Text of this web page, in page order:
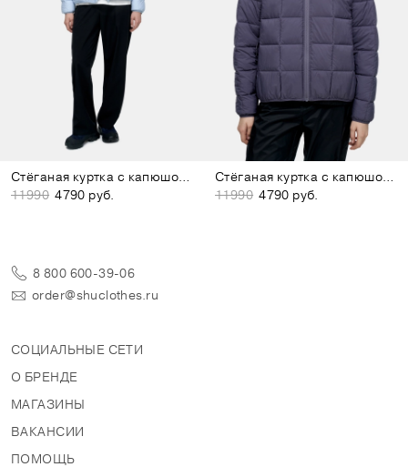
Стёганая куртка с капюшоном голубая
11990 4790 руб.
Стёганая куртка с капюшоном фиолетовая
11990 4790 руб.
8 800 600-39-06
order@shuclothes.ru
СОЦИАЛЬНЫЕ СЕТИ
О БРЕНДЕ
МАГАЗИНЫ
ВАКАНСИИ
ПОМОЩЬ